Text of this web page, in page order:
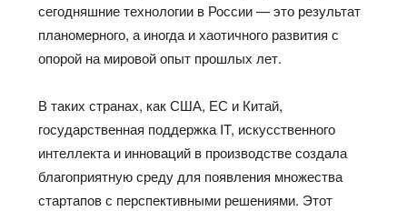
сегодняшние технологии в России — это результат
планомерного, а иногда и хаотичного развития с
опорой на мировой опыт прошлых лет.
В таких странах, как США, ЕС и Китай,
государственная поддержка IT, искусственного
интеллекта и инноваций в производстве создала
благоприятную среду для появления множества
стартапов с перспективными решениями. Этот